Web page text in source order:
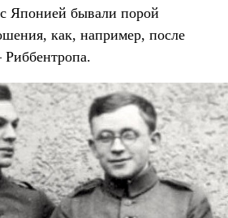
Японией бывали порой
как, например, после